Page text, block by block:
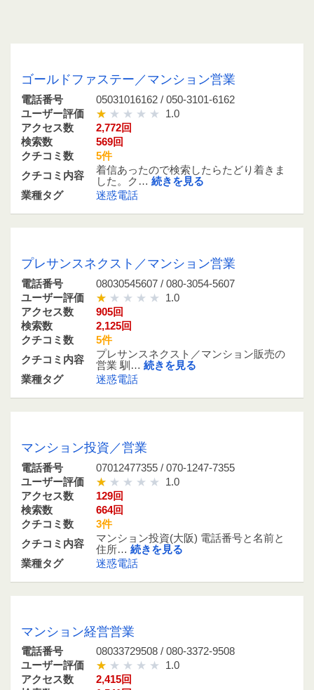
ゴールドファステー／マンション営業
電話番号
05031016162 / 050-3101-6162
ユーザー評価
1.0
アクセス数
2,772回
検索数
569回
クチコミ数
5件
クチコミ内容
着信あったので検索したらたどり着きま
した。ク… 続きを見る
業種タグ
迷惑電話
プレサンスネクスト／マンション営業
電話番号
08030545607 / 080-3054-5607
ユーザー評価
1.0
アクセス数
905回
検索数
2,125回
クチコミ数
5件
クチコミ内容
プレサンスネクスト／マンション販売の
営業 馴… 続きを見る
業種タグ
迷惑電話
マンション投資／営業
電話番号
07012477355 / 070-1247-7355
ユーザー評価
1.0
アクセス数
129回
検索数
664回
クチコミ数
3件
クチコミ内容
マンション投資(大阪) 電話番号と名前と
住所… 続きを見る
業種タグ
迷惑電話
マンション経営営業
電話番号
08033729508 / 080-3372-9508
ユーザー評価
1.0
アクセス数
2,415回